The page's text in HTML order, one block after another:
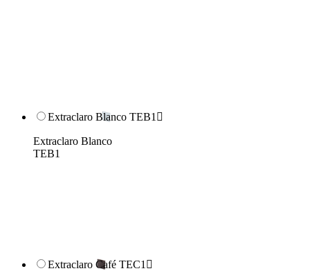
Extraclaro Blanco TEB1 
Extraclaro Blanco
TEB1
Extraclaro Café TEC1 